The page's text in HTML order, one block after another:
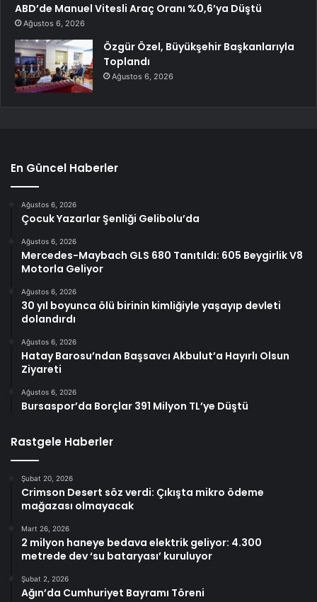
ABD’de Manuel Vitesli Araç Oranı %0,6’ya Düştü
Ağustos 6, 2026
Özgür Özel, Büyükşehir Başkanlarıyla
Toplandı
Ağustos 6, 2026
En Güncel Haberler
Ağustos 6, 2026
Çocuk Yazarlar Şenliği Gelibolu’da
Ağustos 6, 2026
Mercedes-Maybach GLS 680 Tanıtıldı: 605 Beygirlik V8
Motorla Geliyor
Ağustos 6, 2026
30 yıl boyunca ölü birinin kimliğiyle yaşayıp devleti
dolandırdı
Ağustos 6, 2026
Hatay Barosu’ndan Başsavcı Akbulut’a Hayırlı Olsun
Ziyareti
Ağustos 6, 2026
Bursaspor’da Borçlar 391 Milyon TL’ye Düştü
Rastgele Haberler
Şubat 20, 2026
Crimson Desert söz verdi: Çıkışta mikro ödeme
mağazası olmayacak
Mart 26, 2026
2 milyon haneye bedava elektrik geliyor: 4.300
metrede dev ‘su bataryası’ kuruluyor
Şubat 2, 2026
Ağın’da Cumhuriyet Bayramı Töreni